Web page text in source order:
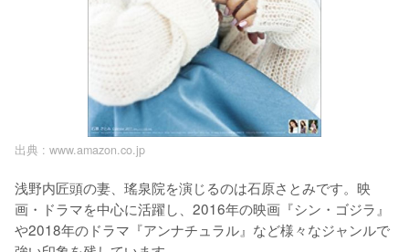
出典 : www.amazon.co.jp
浅野内匠頭の妻、瑤泉院を演じるのは石原さとみです。映
画・ドラマを中心に活躍し、2016年の映画『シン・ゴジラ』
や2018年のドラマ『アンナチュラル』など様々なジャンルで